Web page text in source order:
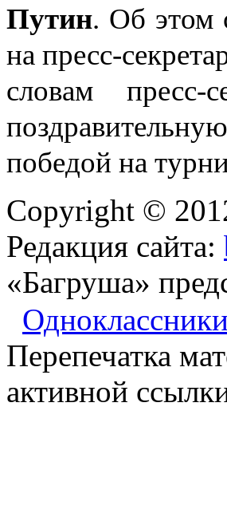
Путин. Об этом
на пресс-
словам пресс-
победой на
Copyright ©
Редакция сайта:
«Багруша»
Одноклассники
Перепечатка
активной